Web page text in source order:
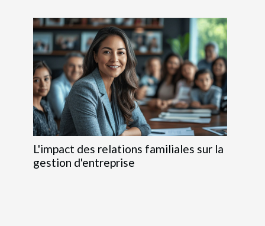
L'impact des relations familiales sur la
gestion d'entreprise